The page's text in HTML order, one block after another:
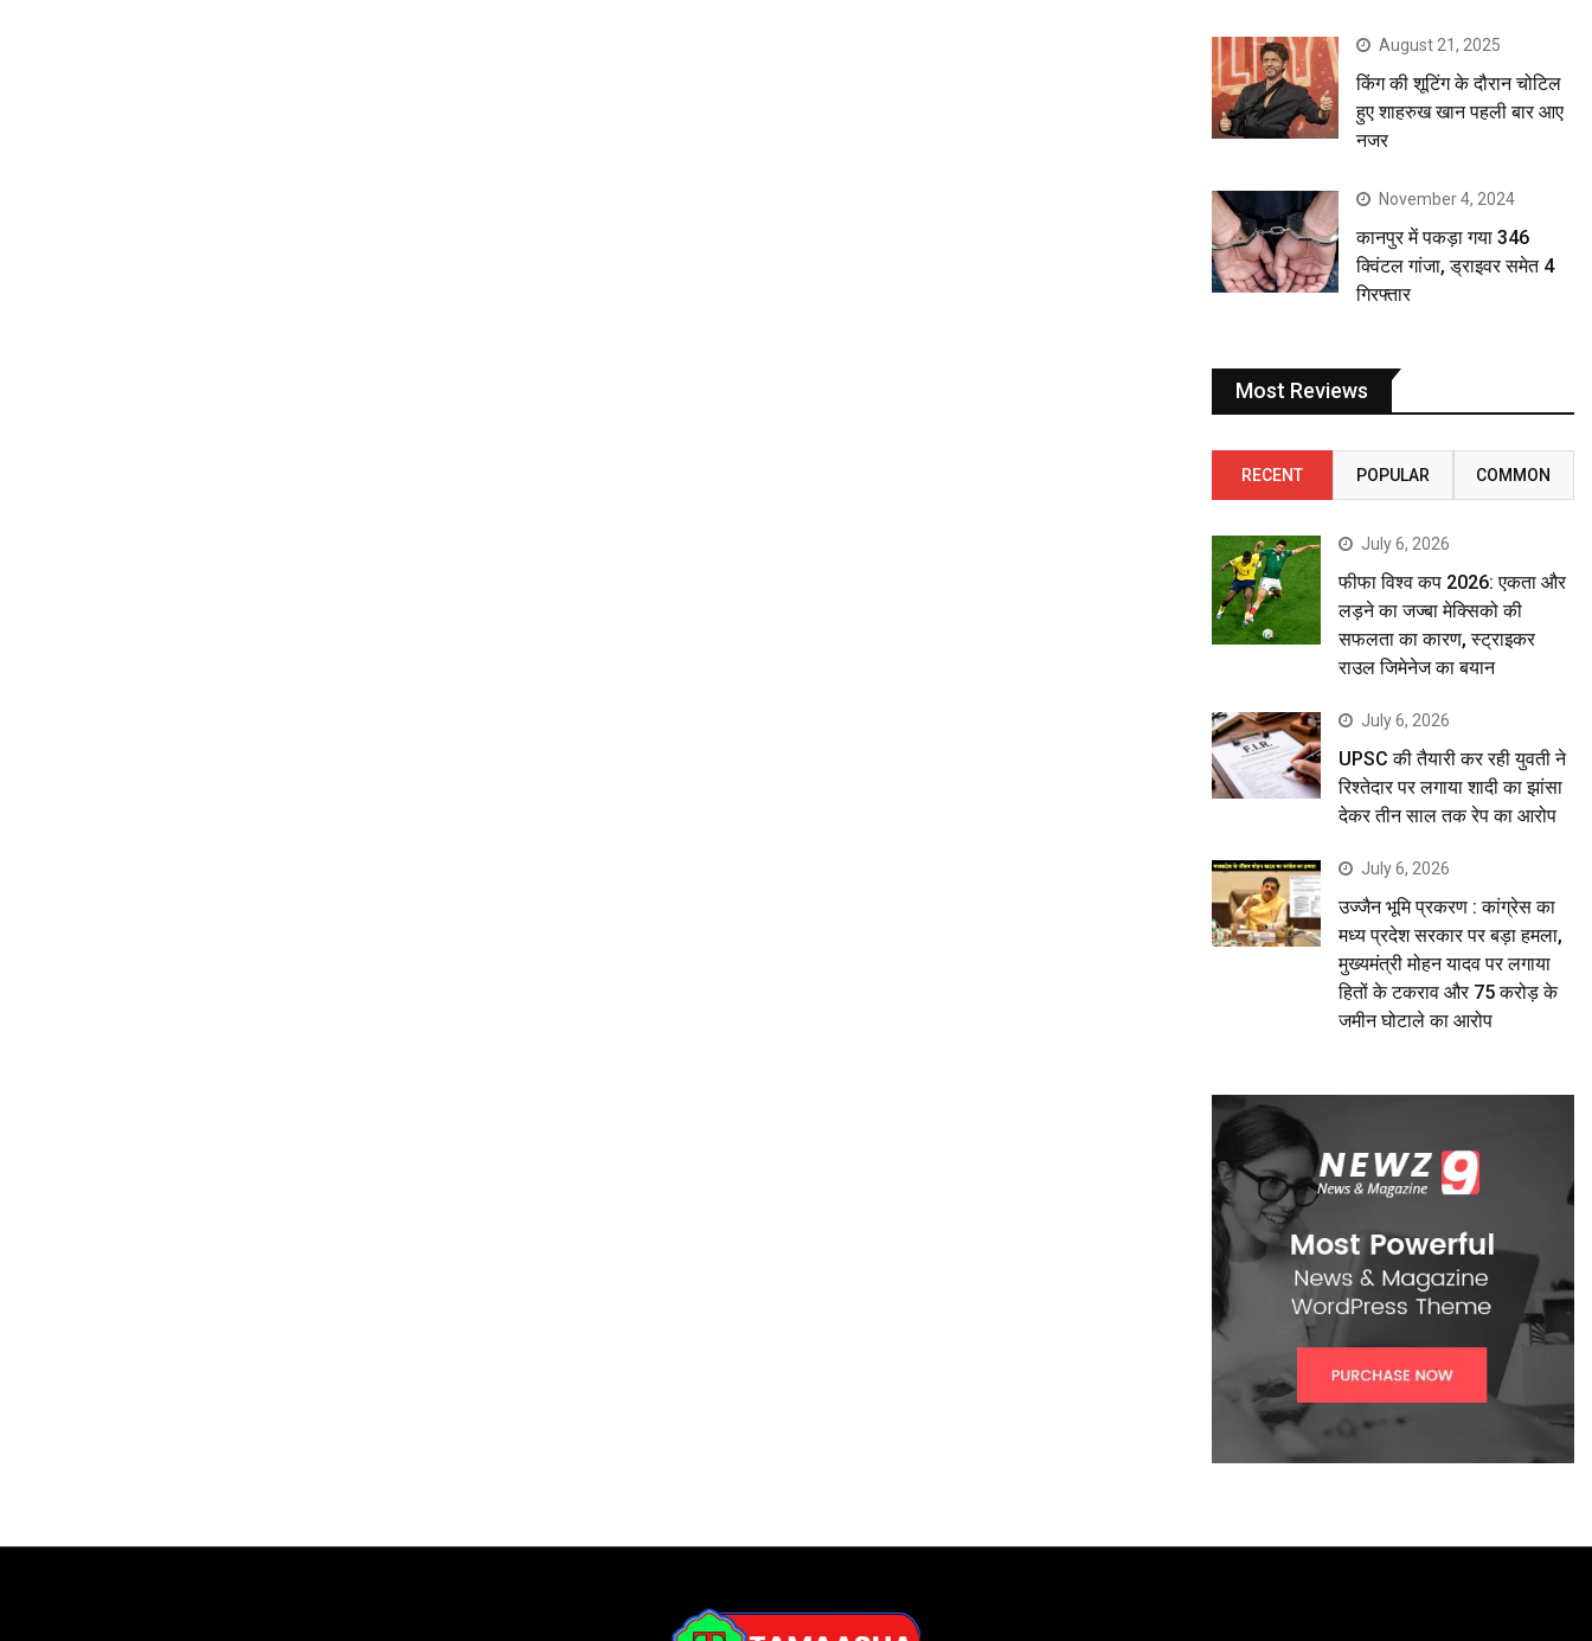
August 21, 2025
किंग की शूटिंग के दौरान चोटिल
हुए शाहरुख खान पहली बार आए
नजर
November 4, 2024
कानपुर में पकड़ा गया 346
क्विंटल गांजा, ड्राइवर समेत 4
गिरफ्तार
Most Reviews
RECENT POPULAR COMMON
July 6, 2026
फीफा विश्व कप 2026: एकता और
लड़ने का जज्बा मेक्सिको की
सफलता का कारण, स्ट्राइकर
राउल जिमेनेज का बयान
July 6, 2026
UPSC की तैयारी कर रही युवती ने
रिश्तेदार पर लगाया शादी का झांसा
देकर तीन साल तक रेप का आरोप
July 6, 2026
उज्जैन भूमि प्रकरण : कांग्रेस का
मध्य प्रदेश सरकार पर बड़ा हमला,
मुख्यमंत्री मोहन यादव पर लगाया
हितों के टकराव और 75 करोड़ के
जमीन घोटाले का आरोप